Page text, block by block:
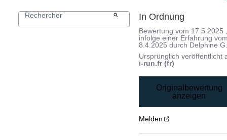
In Ordnung
Bewertung vom 17.5.2025
infolge einer Erfahrung
8.4.2025 durch Delphine
Ursprünglich veröffentlicht
i-run.fr (fr)
Originalbewertung
anzeigen
Melden